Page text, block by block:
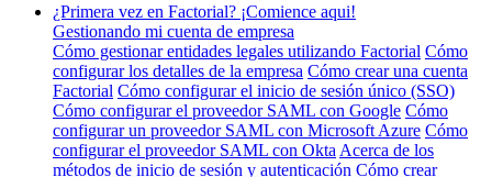
¿Primera vez en Factorial? ¡Comience aqui!
Gestionando mi cuenta de empresa
Cómo gestionar entidades legales utilizando Factorial Cómo
configurar los detalles de la empresa Cómo crear una cuenta
Factorial Cómo configurar el inicio de sesión único (SSO)
Cómo configurar el proveedor SAML con Google Cómo
configurar un proveedor SAML con Microsoft Azure Cómo
configurar el proveedor SAML con Okta Acerca de los
métodos de inicio de sesión y autenticación Cómo crear